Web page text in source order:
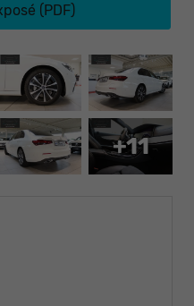
(PDF)
+11